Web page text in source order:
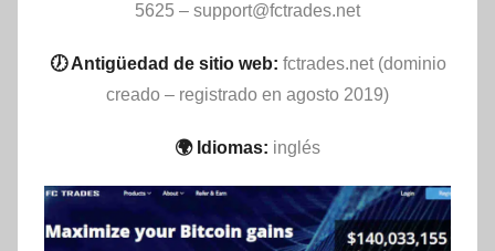
5625 – support@fctrades.net
🕖 Antigüedad de sitio web: fctrades.net (dominio
creado – registrado en agosto 2019)
🌍 Idiomas: inglés